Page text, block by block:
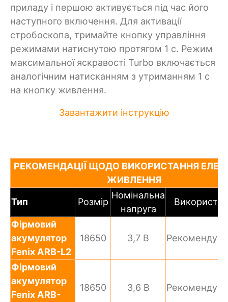
приладу і першою активується під час його
наступного включення. Для активації
стробоскопа, тримайте кнопку управління
режимами натиснутою протягом 1 с. Режим
максимальної яскравості Turbo включається
аналогічним натисканням з утриманням 1 с
на кнопку живлення.
Завантажити інструкцію
РЕКОМЕНДАЦІЇ ЩОДО ВИКОРИСТАННЯ
ЖИВЛЕННЯ
Тип Розмір
Номінальна
напруга
Фірмовий
акумулятор
Fenix ARB-L2
18650 3,7 В
Фірмовий
акумулятор
Fenix ARB-
18650 3,6 В